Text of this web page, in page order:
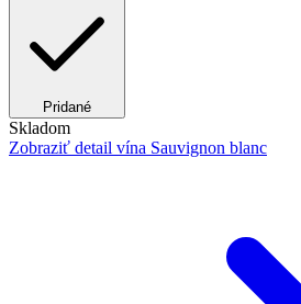
Pridané
Skladom
Zobraziť detail vína Sauvignon blanc